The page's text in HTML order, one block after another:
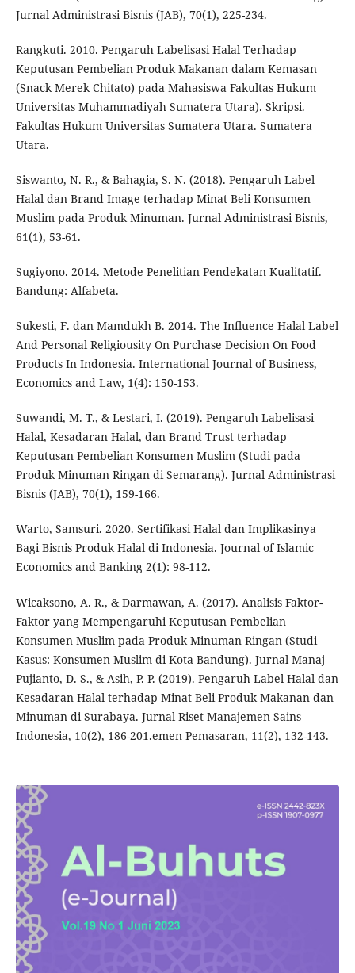
Jurnal Administrasi Bisnis (JAB), 70(1), 225-234.
Rangkuti. 2010. Pengaruh Labelisasi Halal Terhadap
Keputusan Pembelian Produk Makanan dalam Kemasan
(Snack Merek Chitato) pada Mahasiswa Fakultas Hukum
Universitas Muhammadiyah Sumatera Utara). Skripsi.
Fakultas Hukum Universitas Sumatera Utara. Sumatera
Utara.
Siswanto, N. R., & Bahagia, S. N. (2018). Pengaruh Label
Halal dan Brand Image terhadap Minat Beli Konsumen
Muslim pada Produk Minuman. Jurnal Administrasi Bisnis,
61(1), 53-61.
Sugiyono. 2014. Metode Penelitian Pendekatan Kualitatif.
Bandung: Alfabeta.
Sukesti, F. dan Mamdukh B. 2014. The Influence Halal Label
And Personal Religiousity On Purchase Decision On Food
Products In Indonesia. International Journal of Business,
Economics and Law, 1(4): 150-153.
Suwandi, M. T., & Lestari, I. (2019). Pengaruh Labelisasi
Halal, Kesadaran Halal, dan Brand Trust terhadap
Keputusan Pembelian Konsumen Muslim (Studi pada
Produk Minuman Ringan di Semarang). Jurnal Administrasi
Bisnis (JAB), 70(1), 159-166.
Warto, Samsuri. 2020. Sertifikasi Halal dan Implikasinya
Bagi Bisnis Produk Halal di Indonesia. Journal of Islamic
Economics and Banking 2(1): 98-112.
Wicaksono, A. R., & Darmawan, A. (2017). Analisis Faktor-
Faktor yang Mempengaruhi Keputusan Pembelian
Konsumen Muslim pada Produk Minuman Ringan (Studi
Kasus: Konsumen Muslim di Kota Bandung). Jurnal Manaj
Pujianto, D. S., & Asih, P. P. (2019). Pengaruh Label Halal dan
Kesadaran Halal terhadap Minat Beli Produk Makanan dan
Minuman di Surabaya. Jurnal Riset Manajemen Sains
Indonesia, 10(2), 186-201.emen Pemasaran, 11(2), 132-143.